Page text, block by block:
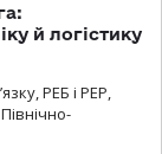
й логістику
РЕБ і РЕР,